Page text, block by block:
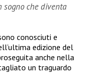
sogno che diventa
conosciuti e
edizione del
anche nella
un traguardo